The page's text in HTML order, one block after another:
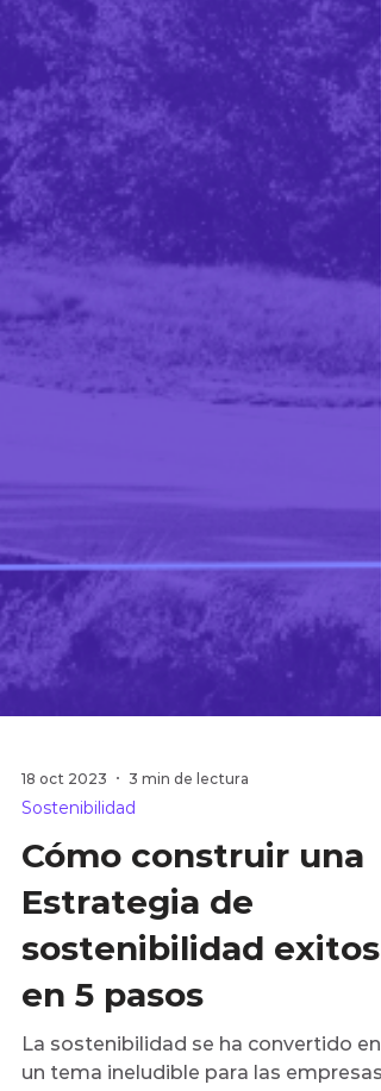
Sostenibilidad
Cómo construir una
Estrategia de
sostenibilidad exitosa
en 5 pasos